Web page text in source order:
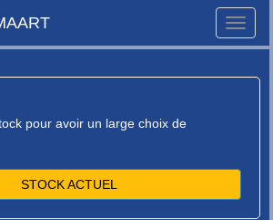
Toggle
pour avoir un large choix de
STOCK ACTUEL